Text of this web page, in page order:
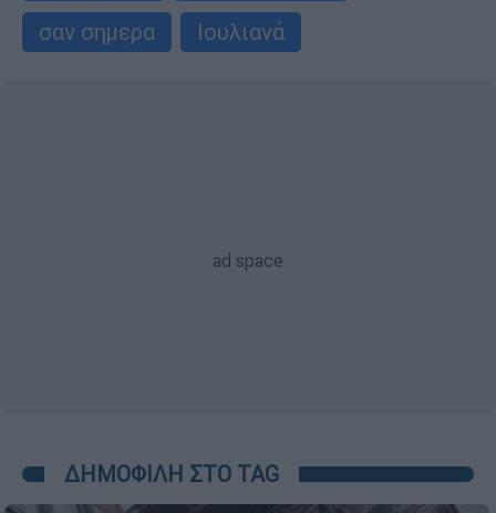
σαν σημερα
Ιουλιανά
ΔΗΜΟΦΙΛΗ ΣΤΟ TAG